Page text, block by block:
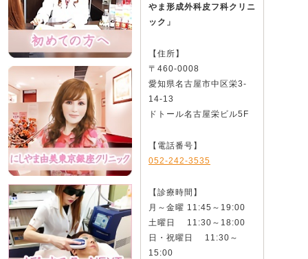
やま形成外科皮フ科クリニ
ック」
【住所】
〒460-0008
愛知県名古屋市中区栄3-
14-13
ドトール名古屋栄ビル5F
【電話番号】
052-242-3535
【診療時間】
月～金曜 11:45～19:00
土曜日 11:30～18:00
日・祝曜日 11:30～
15:00